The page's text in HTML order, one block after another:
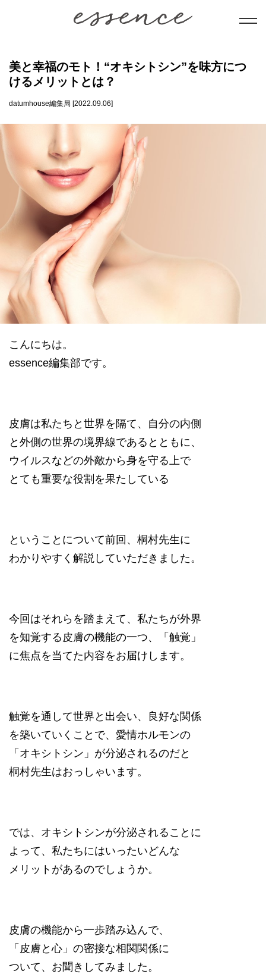
暮らし
学び
ことだま
日本文化
会員コンテンツ
datum house について
運営会社
会員登録
美と幸福のモト！“オキシトシン”を味方につ
けるメリットとは？
datumhouse編集局 [2022.09.06]
こんにちは。
essence編集部です。
皮膚は私たちと世界を隔て、自分の内側
と外側の世界の境界線であるとともに、
ウイルスなどの外敵から身を守る上で
とても重要な役割を果たしている
ということについて前回、桐村先生に
わかりやすく解説していただきました。
今回はそれらを踏まえて、私たちが外界
を知覚する皮膚の機能の一つ、「触覚」
に焦点を当てた内容をお届けします。
触覚を通して世界と出会い、良好な関係
を築いていくことで、愛情ホルモンの
「オキシトシン」が分泌されるのだと
桐村先生はおっしゃいます。
では、オキシトシンが分泌されることに
よって、私たちにはいったいどんな
メリットがあるのでしょうか。
皮膚の機能から一歩踏み込んで、
「皮膚と心」の密接な相関関係に
ついて、お聞きしてみました。